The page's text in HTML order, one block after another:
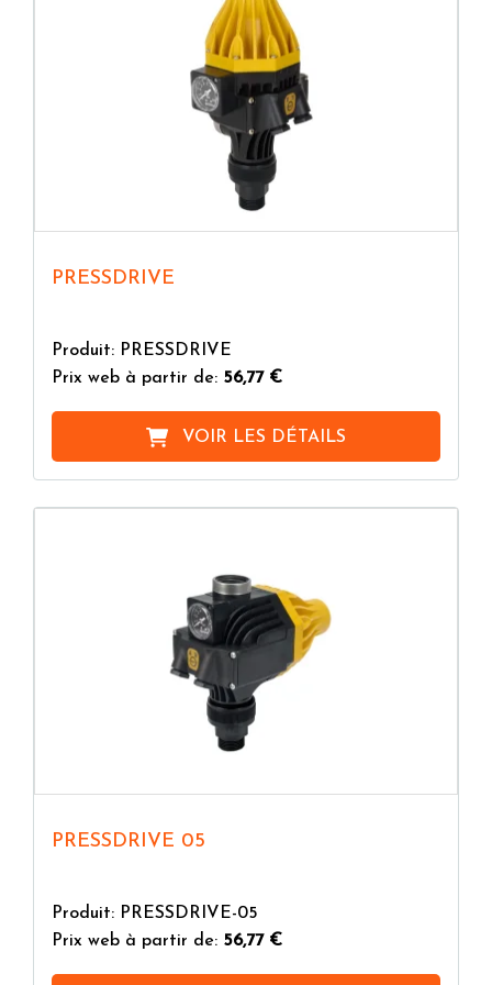
PRESSDRIVE
Produit: PRESSDRIVE
Prix web à partir de: 56,77 €
VOIR LES DÉTAILS
PRESSDRIVE 05
Produit: PRESSDRIVE-05
Prix web à partir de: 56,77 €